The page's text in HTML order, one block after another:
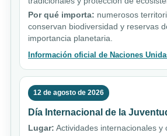
Por qué importa: numerosos
conservan biodiversidad y reservas
importancia planetaria.
Información oficial de Naciones
12 de agosto de 2026
Día Internacional de la
Lugar: Actividades internacionales y